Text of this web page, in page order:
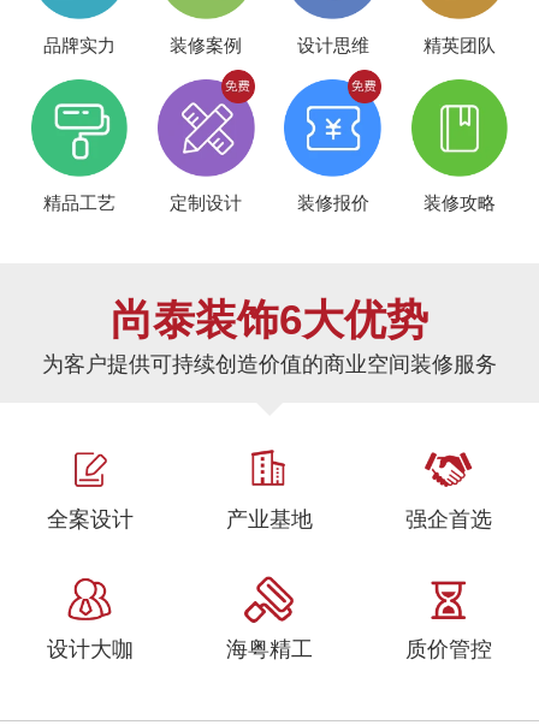
品牌实力 装修案例 设计思维 精英团队
精品工艺 定制设计 装修报价 装修攻略
尚泰装饰6大优势
为客户提供可持续创造价值的商业空间装修服务
全案设计 产业基地 强企首选
设计大咖 海粤精工 质价管控